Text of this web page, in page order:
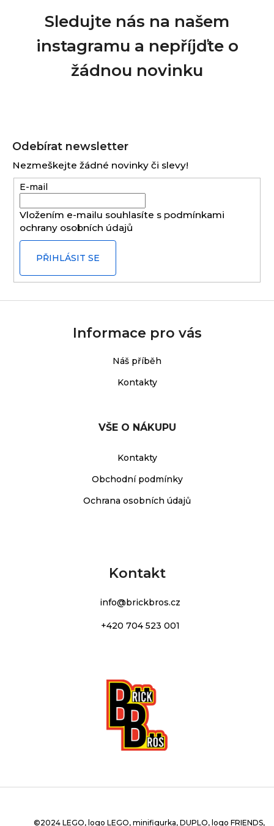
Sledujte nás na našem
instagramu a nepříjďte o
žádnou novinku
Odebírat newsletter
Nezmeškejte žádné novinky či slevy!
E-mail
Vložením e-mailu souhlasíte s podmínkami
ochrany osobních údajů
PŘIHLÁSIT SE
Informace pro vás
Náš příběh
Kontakty
VŠE O NÁKUPU
Kontakty
Obchodní podmínky
Ochrana osobních údajů
Kontakt
info@brickbros.cz
+420 704 523 001
©2024 LEGO, logo LEGO, minifigurka, DUPLO, logo FRIENDS,